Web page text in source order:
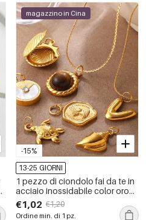
-15%
magazzino in Cina
13-25 GIORNI
1 pezzo di ciondolo fai da te in
acciaio inossidabile color oro
impermeabile
€1,02 €1,20
Ordine min. di 1 pz.